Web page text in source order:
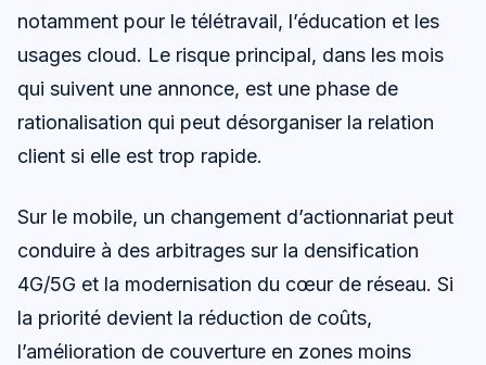
notamment pour le télétravail, l’éducation et les
usages cloud. Le risque principal, dans les mois
qui suivent une annonce, est une phase de
rationalisation qui peut désorganiser la relation
client si elle est trop rapide.
Sur le mobile, un changement d’actionnariat peut
conduire à des arbitrages sur la densification
4G/5G et la modernisation du cœur de réseau. Si
la priorité devient la réduction de coûts,
l’amélioration de couverture en zones moins